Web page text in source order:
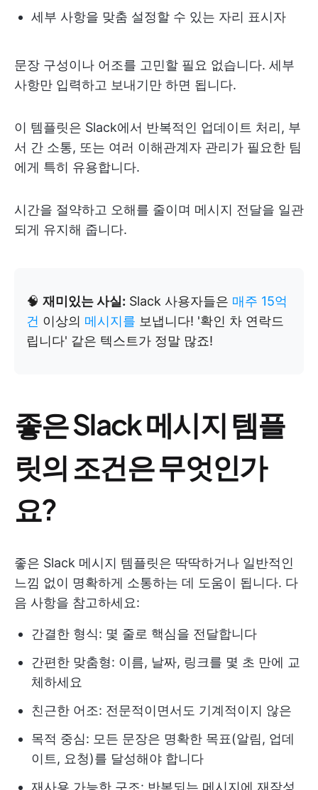
세부 사항을 맞춤 설정할 수 있는 자리 표시자
문장 구성이나 어조를 고민할 필요 없습니다. 세부
사항만 입력하고 보내기만 하면 됩니다.
이 템플릿은 Slack에서 반복적인 업데이트 처리, 부
서 간 소통, 또는 여러 이해관계자 관리가 필요한 팀
에게 특히 유용합니다.
시간을 절약하고 오해를 줄이며 메시지 전달을 일관
되게 유지해 줍니다.
🧠 재미있는 사실: Slack 사용자들은 매주 15억
건 이상의 메시지를 보냅니다! '확인 차 연락드
립니다' 같은 텍스트가 정말 많죠!
좋은 Slack 메시지 템플
릿의 조건은 무엇인가
요?
좋은 Slack 메시지 템플릿은 딱딱하거나 일반적인
느낌 없이 명확하게 소통하는 데 도움이 됩니다. 다
음 사항을 참고하세요:
간결한 형식: 몇 줄로 핵심을 전달합니다
간편한 맞춤형: 이름, 날짜, 링크를 몇 초 만에 교
체하세요
친근한 어조: 전문적이면서도 기계적이지 않은
목적 중심: 모든 문장은 명확한 목표(알림, 업데
이트, 요청)를 달성해야 합니다
재사용 가능한 구조: 반복되는 메시지에 재작성